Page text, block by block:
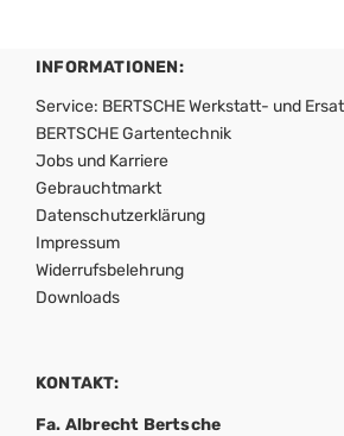
INFORMATIONEN:
Service: BERTSCHE Werkstatt- und
BERTSCHE Gartentechnik
Jobs und Karriere
Gebrauchtmarkt
Datenschutzerklärung
Impressum
Widerrufsbelehrung
Downloads
KONTAKT:
Fa. Albrecht Bertsche